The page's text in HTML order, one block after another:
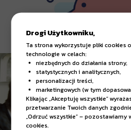
Drogi Użytkowniku,
Ta strona wykorzystuje pliki cookies
technologie w celach:
niezbędnych do działania strony,
statystycznych i analitycznych,
personalizacji treści,
marketingowych (w tym
Klikając „Akceptuję wszystkie”
przetwarzanie Twoich danych
„Odrzuć wszystkie” – pozostawiamy
cookies.